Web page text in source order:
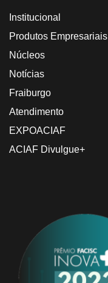
Institucional
Produtos Empresariais
Núcleos
Notícias
Fraiburgo
Atendimento
EXPOACIAF
ACIAF Divulgue+